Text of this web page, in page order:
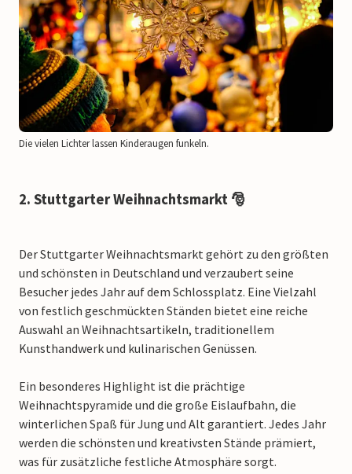
Die vielen Lichter lassen Kinderaugen funkeln.
2. Stuttgarter Weihnachtsmarkt 🎅
Der Stuttgarter Weihnachtsmarkt gehört zu den größten
und schönsten in Deutschland und verzaubert seine
Besucher jedes Jahr auf dem Schlossplatz. Eine Vielzahl
von festlich geschmückten Ständen bietet eine reiche
Auswahl an Weihnachtsartikeln, traditionellem
Kunsthandwerk und kulinarischen Genüssen.
Ein besonderes Highlight ist die prächtige
Weihnachtspyramide und die große Eislaufbahn, die
winterlichen Spaß für Jung und Alt garantiert. Jedes Jahr
werden die schönsten und kreativsten Stände prämiert,
was für zusätzliche festliche Atmosphäre sorgt.